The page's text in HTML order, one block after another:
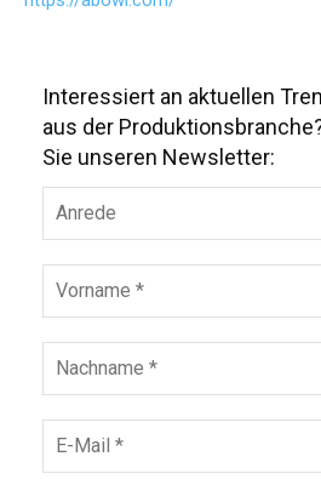
Interessiert an aktuellen
aus der
Sie unseren Newsletter: